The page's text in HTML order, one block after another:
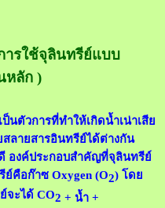
ารใช้จุลินทรีย์แบบ
หลัก )
นตัวการที่ทำให้เกิดน้ำเน่าเสีย
ลายสารอินทรีย์ได้ต่างกัน
องค์ประกอบสำคัญที่จุลินทรีย์
ย์คือก๊าซ Oxygen (O2)โดย
จะได้ CO2 + น้ำ +